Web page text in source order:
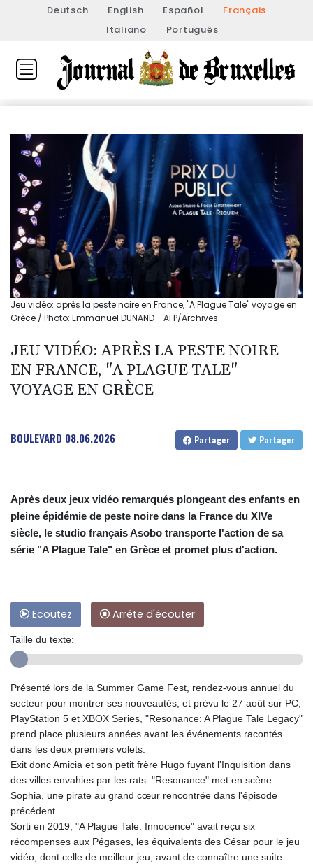
Deutsch English Español
Français
Italiano
Português
Jeu vidéo: après la peste noire en France, "A Plague Tale" voyage en
Grèce / Photo: Emmanuel DUNAND - AFP/Archives
JEU VIDÉO: APRÈS LA PESTE NOIRE
EN FRANCE, "A PLAGUE TALE"
VOYAGE EN GRÈCE
BOULEVARD 08.06.2026 Partager Partager
Après deux jeux vidéo remarqués plongeant des enfants en
pleine épidémie de peste noire dans la France du XIVe
siècle, le studio français Asobo transporte l'action de sa
série "A Plague Tale" en Grèce et promet plus d'action.
Ecoutez Arrête d'écouter
Taille du texte:
Présenté lors de la Summer Game Fest, rendez-vous annuel du
secteur pour montrer ses nouveautés, et prévu le 27 août sur PC,
PlayStation 5 et XBOX Series, "Resonance: A Plague Tale Legacy"
prend place plusieurs années avant les événements racontés
dans les deux premiers volets.
Exit donc Amicia et son petit frère Hugo fuyant l'Inquisition dans
des villes envahies par les rats: "Resonance" met en scène
Sophia, une pirate au grand cœur rencontrée dans l'épisode
précédent.
Sorti en 2019, "A Plague Tale: Innocence" avait reçu six
récompenses aux Pégases, les équivalents des César pour le jeu
vidéo, dont celle de meilleur jeu, avant de connaître une suite